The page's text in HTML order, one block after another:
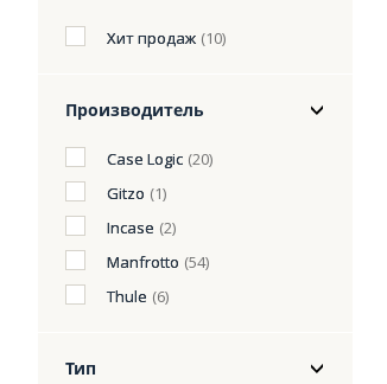
Хит продаж (10)
Производитель
Case Logic (20)
Gitzo (1)
Incase (2)
Manfrotto (54)
Thule (6)
Тип